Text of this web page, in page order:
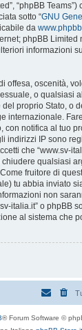
“phpBB
sotto “GNU
da
phpBB Limited
informazioni
offesa, oscenità,
o qualsiasi
proprio Stato, o
internazionale.
con notifica al tuo
indirizzi IP sono
che “www.sv-
qualsiasi
fruitore di
tu abbia inviato
non
italia.it” o phpBB
al sistema che
® Forum Software ©